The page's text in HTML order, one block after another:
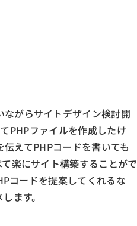
がらサイトデザイン検討開
PHPファイルを作成したけ
えてPHPコードを書いても
楽にサイト構築することがで
コードを提案してくれるな
ます。